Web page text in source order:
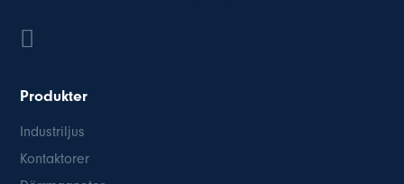
Produkter
Industriljus
Kontaktorer